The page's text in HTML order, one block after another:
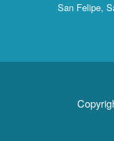
San Felipe,